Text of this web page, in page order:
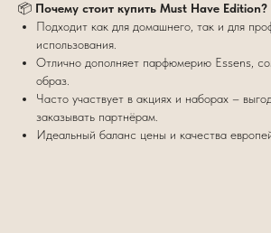
📦 Почему стоит купить Must Have Edition?
Подходит как для домашнего, так и для
использования.
Отлично дополняет парфюмерию Essens,
образ.
Часто участвует в акциях и наборах –
заказывать партнёрам.
Идеальный баланс цены и качества